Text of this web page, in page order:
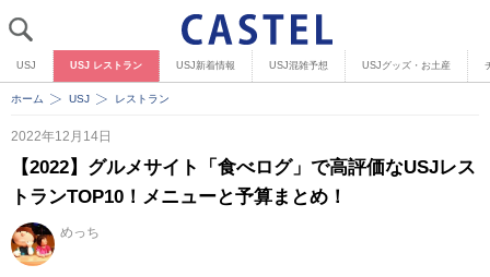
USJ USJ レストラン USJ新着情報 USJ混雑予想 USJグッズ・お土産
ホーム USJ レストラン
2022年12月14日
【2022】グルメサイト「食べログ」で高評価なUSJレス
トランTOP10！メニューと予算まとめ！
めっち